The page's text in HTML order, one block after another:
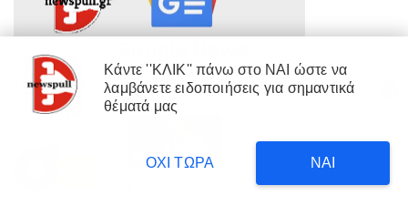
στρέμματα έγιναν στάχτη επι
κυβέρνησης Μητσοτάκη!
ΑΚΟΛΟYΘΗΣΤΕ ΜΑΣ ΚΑΙ ΣΤΟ GOOGLE NEWS!
Our website uses cookies to enhance your experience.
Κάντε ''ΚΛΙΚ'' πάνω στο ΝΑΙ ώστε να
λαμβάνετε ειδοποιήσεις για σημαντικά
θέματά μας
ΝΑΙ
ΟΧΙ ΤΩΡΑ